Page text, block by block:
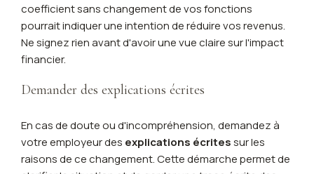
coefficient sans changement de vos fonctions
pourrait indiquer une intention de réduire vos revenus.
Ne signez rien avant d'avoir une vue claire sur l'impact
financier.
Demander des explications écrites
En cas de doute ou d'incompréhension, demandez à
votre employeur des explications écritessur les
raisons de ce changement. Cette démarche permet de